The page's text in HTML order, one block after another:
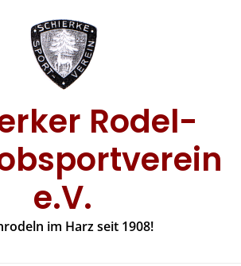
Rodel-
e.V.
im Harz seit 1908!